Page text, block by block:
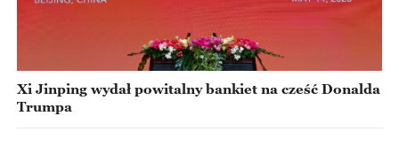
Xi Jinping wydał powitalny bankiet na cześć Donalda
Trumpa